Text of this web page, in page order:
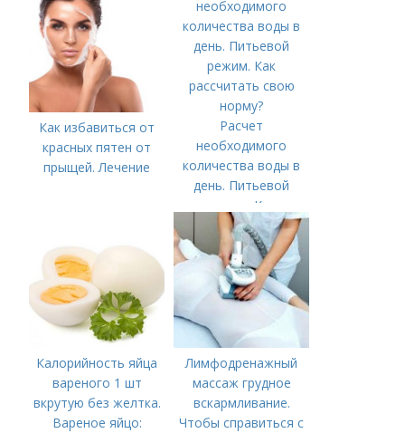
Как избавиться от
красных пятен от
прыщей. Лечение
Расчет
необходимого
количества воды в
день. Питьевой
режим. Как
рассчитать свою
норму?
Калорийность яйца
вареного 1 шт
вкрутую без желтка.
Вареное яйцо:
Лимфодренажный
массаж грудное
вскармливание.
Чтобы справиться с